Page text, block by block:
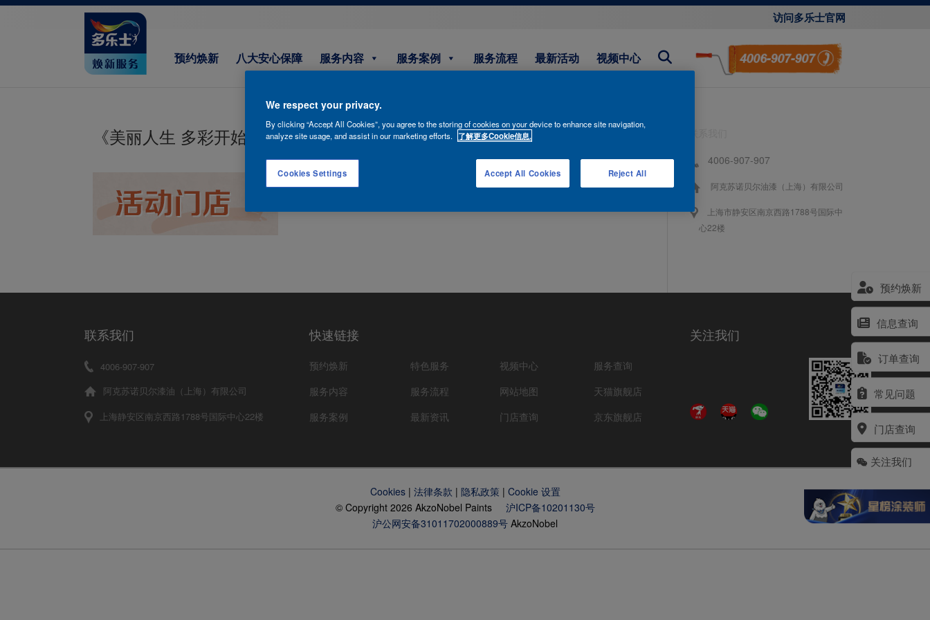
访问多乐士官网
预约焕新 八大安心保障 服务内容 服务案例 服务流程 最新活动 视频中心
预约焕新
信息查询
订单查询
常见问题
门店查询
关注我们
《美丽人生 多彩开始》活动参与门店
4006-907-907
阿克苏诺贝尔油漆（上海）有限公司
上海市静安区南京西路1788号国际中
心22楼
联系我们
4006-907-907
阿克苏诺贝尔漆油（上海）有限公司
上海静安区南京西路1788号国际中心22楼
快速链接
预约焕新
特色服务
服务内容
服务流程
服务案例
最新资讯
视频中心
服务查询
网站地图
天猫旗舰店
门店查询
京东旗舰店
关注我们
Cookies| 法律条款 | 隐私政策 | Cookie 设置
© Copyright 2026 AkzoNobel Paints 沪ICP备10201130号
沪公网安备31011702000889号 AkzoNobel
We respect your privacy.
By clicking “Accept All Cookies”, you agree to the storing of cookies on your device to enhance site navigation,
analyze site usage, and assist in our marketing efforts. 了解更多Cookie信息.
Cookies Settings Reject All
Accept All Cookies